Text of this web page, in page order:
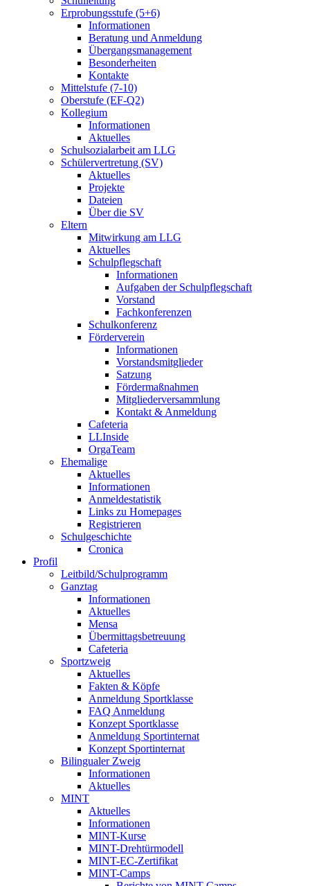
Erprobungsstufe (5+6)
Informationen
Beratung und Anmeldung
Übergangsmanagement
Besonderheiten
Kontakte
Mittelstufe (7-10)
Oberstufe (EF-Q2)
Kollegium
Informationen
Aktuelles
Schulsozialarbeit am LLG
Schülervertretung (SV)
Aktuelles
Projekte
Dateien
Über die SV
Eltern
Mitwirkung am LLG
Aktuelles
Schulpflegschaft
Informationen
Aufgaben der Schulpflegschaft
Vorstand
Fachkonferenzen
Schulkonferenz
Förderverein
Informationen
Vorstandsmitglieder
Satzung
Fördermaßnahmen
Mitgliederversammlung
Kontakt & Anmeldung
Cafeteria
LLInside
OrgaTeam
Ehemalige
Aktuelles
Informationen
Anmeldestatistik
Links zu Homepages
Registrieren
Schulgeschichte
Cronica
Profil
Leitbild/Schulprogramm
Ganztag
Informationen
Aktuelles
Mensa
Übermittagsbetreuung
Cafeteria
Sportzweig
Aktuelles
Fakten & Köpfe
Anmeldung Sportklasse
FAQ Anmeldung
Konzept Sportklasse
Anmeldung Sportinternat
Konzept Sportinternat
Bilingualer Zweig
Informationen
Aktuelles
MINT
Aktuelles
Informationen
MINT-Kurse
MINT-Drehtürmodell
MINT-EC-Zertifikat
MINT-Camps